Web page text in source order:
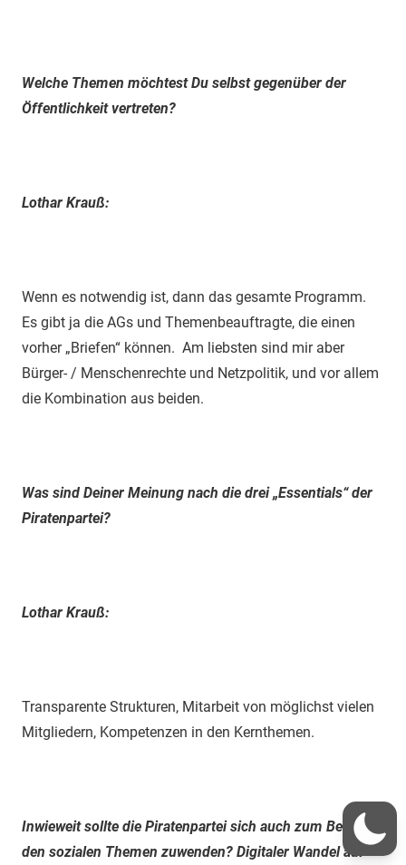
Welche Themen möchtest Du selbst gegenüber der
Öffentlichkeit vertreten?
Lothar Krauß:
Wenn es notwendig ist, dann das gesamte Programm.
Es gibt ja die AGs und Themenbeauftragte, die einen
vorher „Briefen“ können. Am liebsten sind mir aber
Bürger- / Menschenrechte und Netzpolitik, und vor allem
die Kombination aus beiden.
Was sind Deiner Meinung nach die drei „Essentials“ der
Piratenpartei?
Lothar Krauß:
Transparente Strukturen, Mitarbeit von möglichst vielen
Mitgliedern, Kompetenzen in den Kernthemen.
Inwieweit sollte die Piratenpartei sich auch zum Beispiel
den sozialen Themen zuwenden? Digitaler Wandel auf